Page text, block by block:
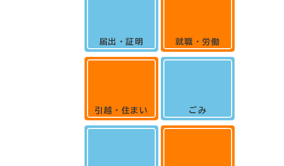
届出・証明
引越・住まい
就職・労働
ごみ